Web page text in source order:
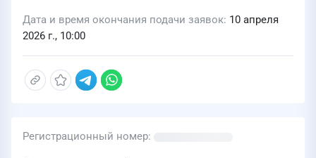
Дата и время окончания подачи заявок 10 апреля
2026 г., 10:00
Регистрационный номер